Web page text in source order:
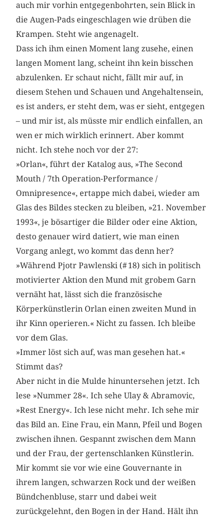
auch mir vorhin entgegenbohrten, sein Blick in
die Augen-Pads eingeschlagen wie drüben die
Krampen. Steht wie angenagelt.
Dass ich ihm einen Moment lang zusehe, einen
langen Moment lang, scheint ihn kein bisschen
abzulenken. Er schaut nicht, fällt mir auf, in
diesem Stehen und Schauen und Angehaltensein,
es ist anders, er steht dem, was er sieht, entgegen
– und mir ist, als müsste mir endlich einfallen, an
wen er mich wirklich erinnert. Aber kommt
nicht. Ich stehe noch vor der 27:
»Orlan«, führt der Katalog aus, »The Second
Mouth / 7th Operation-Performance /
Omnipresence«, ertappe mich dabei, wieder am
Glas des Bildes stecken zu bleiben, »21. November
1993«, je bösartiger die Bilder oder eine Aktion,
desto genauer wird datiert, wie man einen
Vorgang anlegt, wo kommt das denn her?
»Während Pjotr Pawlenski (# 18) sich in politisch
motivierter Aktion den Mund mit grobem Garn
vernäht hat, lässt sich die französische
Körperkünstlerin Orlan einen zweiten Mund in
ihr Kinn operieren.« Nicht zu fassen. Ich bleibe
vor dem Glas.
»Immer löst sich auf, was man gesehen hat.«
Stimmt das?
Aber nicht in die Mulde hinuntersehen jetzt. Ich
lese »Nummer 28«. Ich sehe Ulay & Abramovic,
»Rest Energy«. Ich lese nicht mehr. Ich sehe mir
das Bild an. Eine Frau, ein Mann, Pfeil und Bogen
zwischen ihnen. Gespannt zwischen dem Mann
und der Frau, der gertenschlanken Künstlerin.
Mir kommt sie vor wie eine Gouvernante in
ihrem langen, schwarzen Rock und der weißen
Bündchenbluse, starr und dabei weit
zurückgelehnt, den Bogen in der Hand. Hält ihn